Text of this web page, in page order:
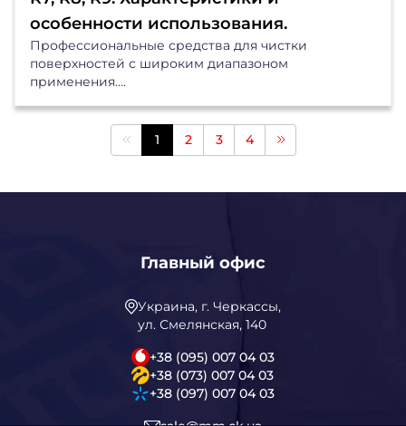
особенности использования.
Профессиональные средства для чистки
поверхностей с широким диапазоном
применения....
1 2 3 4
Главный офис
Украина, г. Черкассы,
ул. Смелянская, 140
+38 (095) 007 04 03
+38 (073) 007 04 03
+38 (097) 007 04 03